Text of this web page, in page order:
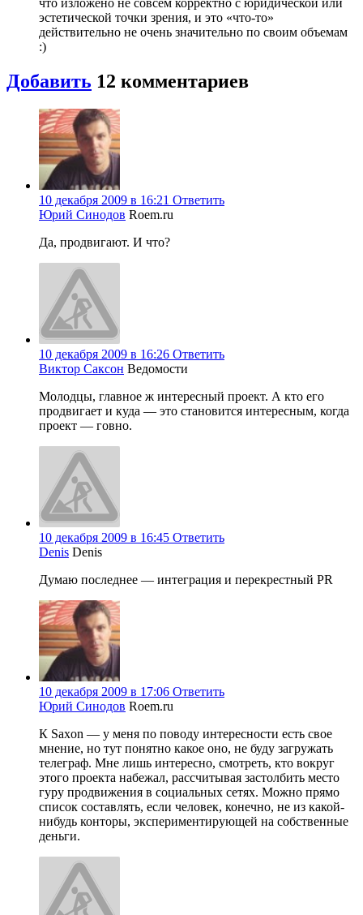
что изложено не совсем корректно с юридической или
эстетической точки зрения, и это «что-то»
действительно не очень значительно по своим объемам
:)
Добавить 12 комментариев
10 декабря 2009 в 16:21 Ответить
Юрий Синодов Roem.ru
Да, продвигают. И что?
10 декабря 2009 в 16:26 Ответить
Виктор Саксон Ведомости
Молодцы, главное ж интересный проект. А кто его
продвигает и куда — это становится интересным, когда
проект — говно.
10 декабря 2009 в 16:45 Ответить
Denis Denis
Думаю последнее — интеграция и перекрестный PR
10 декабря 2009 в 17:06 Ответить
Юрий Синодов Roem.ru
К Saxon — у меня по поводу интересности есть свое
мнение, но тут понятно какое оно, не буду загружать
телеграф. Мне лишь интересно, смотреть, кто вокруг
этого проекта набежал, рассчитывая застолбить место
гуру продвижения в социальных сетях. Можно прямо
список составлять, если человек, конечно, не из какой-
нибудь конторы, экспериментирующей на собственные
деньги.